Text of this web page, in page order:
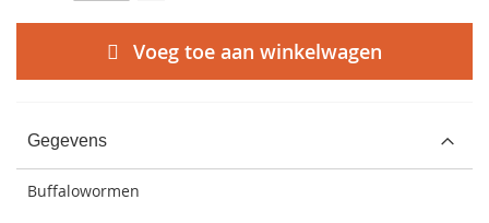
Voeg toe aan winkelwagen
Gegevens
Buffalowormen